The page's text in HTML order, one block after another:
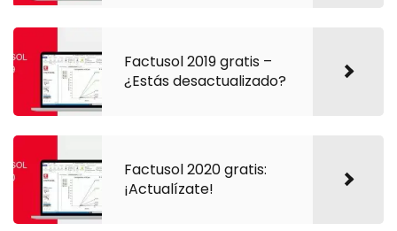
Factusol 2019 gratis –
¿Estás desactualizado?
Factusol 2020 gratis:
¡Actualízate!